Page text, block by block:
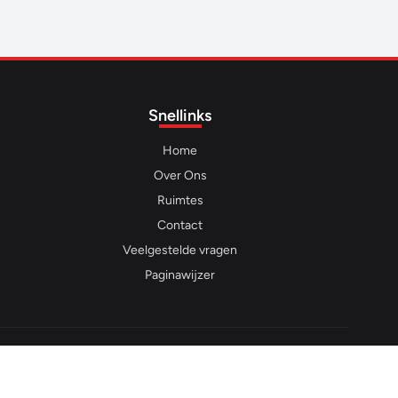
Snellinks
Home
Over Ons
Ruimtes
Contact
Veelgestelde vragen
Paginawijzer